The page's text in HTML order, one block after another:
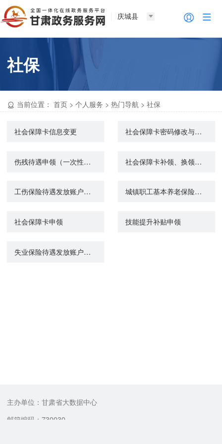
庆城县
社保
当前位置： 首页 >个人服务 >热门导航 >社保
社会保障卡信息变更 社会保障卡密码修改与重置
伤残待遇申领（一次性伤残补助金、伤残津贴和生活护理费） 社会保障卡补领、换领、换发
工伤保险待遇发放账户维护申请 城镇职工基本养老保险与城乡居民基本养老保险制度衔接申请
社会保障卡申领 技能提升补贴申领
失业保险待遇发放账户维护申请
主办单位：甘肃省大数据中心
邮箱编码：730030